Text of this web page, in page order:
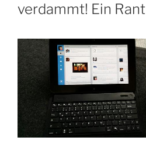
verdammt! Ein Rant